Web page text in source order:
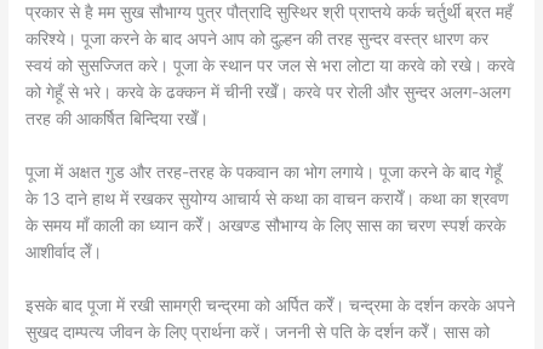
प्रकार से है मम सुख सौभाग्य पुत्र पौत्रादि सुस्थिर श्री प्राप्तये कर्क चर्तुर्थी ब्रत महँ
करिश्ये। पूजा करने के बाद अपने आप को दुल्हन की तरह सुन्दर वस्त्र धारण कर
स्वयं को सुसज्जित करे। पूजा के स्थान पर जल से भरा लोटा या करवे को रखे। करवे
को गेहूँ से भरे। करवे के ढक्कन में चीनी रखेँ। करवे पर रोली और सुन्दर अलग-अलग
तरह की आकर्षित बिन्दिया रखेँ।
पूजा में अक्षत गुड और तरह-तरह के पकवान का भोग लगाये। पूजा करने के बाद गेहूँ
के 13 दाने हाथ में रखकर सुयोग्य आचार्य से कथा का वाचन करायेँ। कथा का श्रवण
के समय माँ काली का ध्यान करेँ। अखण्ड सौभाग्य के लिए सास का चरण स्पर्श करके
आशीर्वाद लेँ।
इसके बाद पूजा में रखी सामग्री चन्द्रमा को अर्पित करेँ। चन्द्रमा के दर्शन करके अपने
सुखद दाम्पत्य जीवन के लिए प्रार्थना करें। जननी से पति के दर्शन करेँ। सास को